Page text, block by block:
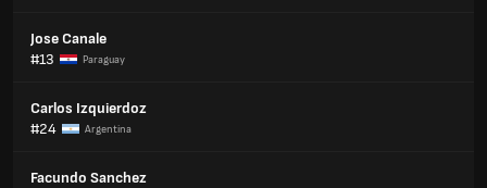
Jose Canale
#13
Paraguay
Carlos Izquierdoz
#24
Argentina
Facundo Sanchez